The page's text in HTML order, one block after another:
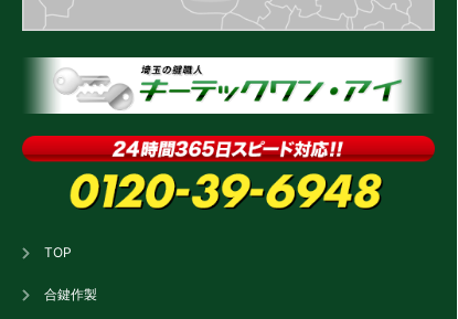
TOP
合鍵作製